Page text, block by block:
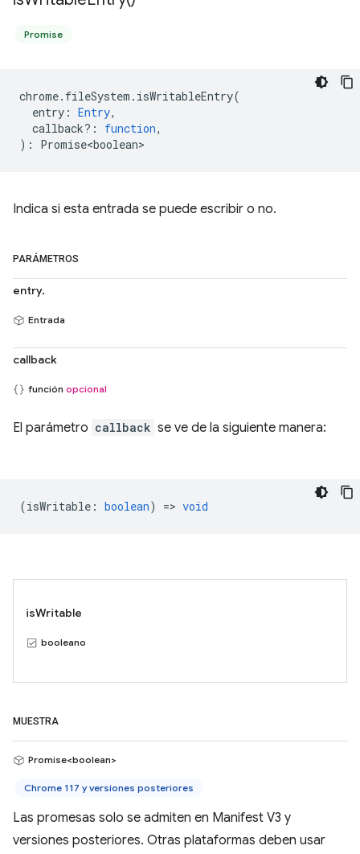
Promise
chrome. fileSystem . isWritableEntry(
entry : Entry,
callback? : function,
) : Promise<boolean>
Indica si esta entrada se puede escribir o no.
PARÁMETROS
entry.
Entrada
callback
función opcional
El parámetro callback se ve de la siguiente manera:
(isWritable : boolean) => void
isWritable
booleano
MUESTRA
Promise<boolean>
Chrome 117 y versiones posteriores
Las promesas solo se admiten en Manifest V3 y
versiones posteriores. Otras plataformas deben usar